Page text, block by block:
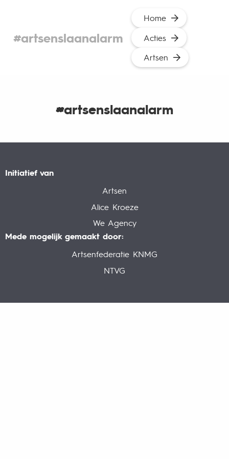
#artsenslaanalarm
Home
Acties
Artsen
#artsenslaanalarm
Initiatief van
Artsen
Alice Kroeze
We Agency
Mede mogelijk gemaakt door:
Artsenfederatie KNMG
NTVG